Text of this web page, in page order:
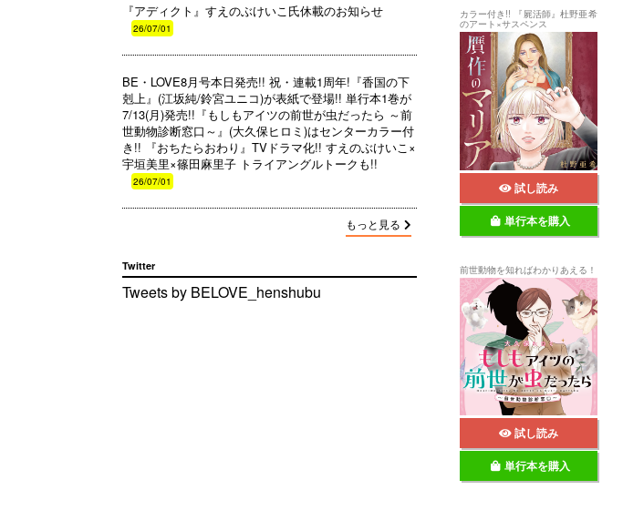
『アディクト』すえのぶけいこ氏休載のお知らせ
26/07/01
BE・LOVE8月号本日発売!! 祝・連載1周年!『香国の下
剋上』(江坂純/鈴宮ユニコ)が表紙で登場!! 単行本1巻が
7/13(月)発売!!『もしもアイツの前世が虫だったら ～前
世動物診断窓口～』(大久保ヒロミ)はセンターカラー付
き!! 『おちたらおわり』TVドラマ化!! すえのぶけいこ×
宇垣美里×篠田麻里子 トライアングルトークも!!
26/07/01
もっと見る
Twitter
Tweets by BELOVE_henshubu
カラー付き!! 『屍活師』杜野亜希
のアート×サスペンス
試し読み
単行本を購入
前世動物を知ればわかりあえる！
試し読み
単行本を購入